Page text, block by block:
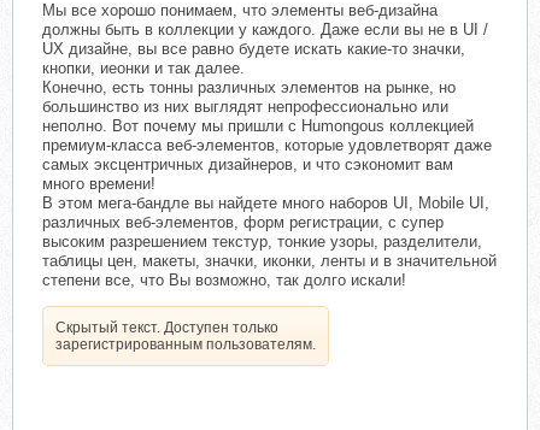
Мы все хорошо понимаем, что элементы веб-дизайна
должны быть в коллекции у каждого. Даже если вы не в UI /
UX дизайне, вы все равно будете искать какие-то значки,
кнопки, иеонки и так далее.
Конечно, есть тонны различных элементов на рынке, но
большинство из них выглядят непрофессионально или
неполно. Вот почему мы пришли с Humongous коллекцией
премиум-класса веб-элементов, которые удовлетворят даже
самых эксцентричных дизайнеров, и что сэкономит вам
много времени!
В этом мега-бандле вы найдете много наборов UI, Mobile UI,
различных веб-элементов, форм регистрации, с супер
высоким разрешением текстур, тонкие узоры, разделители,
таблицы цен, макеты, значки, иконки, ленты и в значительной
степени все, что Вы возможно, так долго искали!
Скрытый текст. Доступен только
зарегистрированным пользователям.